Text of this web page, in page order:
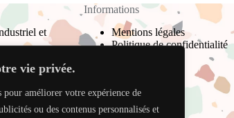
vie privée.
pour améliorer votre expérience de
ou des contenus personnalisés et
et
Bourg-
709
Informations
Mentions légales
Politique de confidentialité
Plus d’informations